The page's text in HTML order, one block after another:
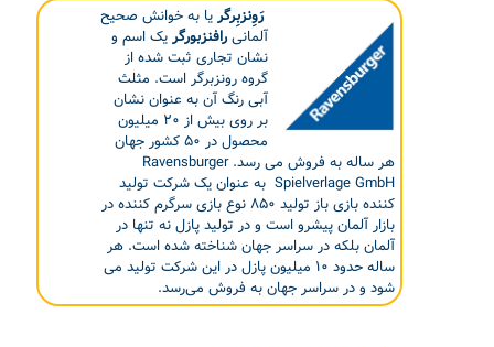
رَوِنزبِرگریا به خوانش صحیح
آلمانیرافنزبورگریک اسم و
نشان تجاری ثبت شده از
گروه رونزبرگر است. مثلث
آبی رنگ آن به عنوان نشان
بر روی بیش از ۲۰ میلیون
محصول در ۵۰ کشور جهان
هر ساله به فروش می رسد. Ravensburger
Spielverlage GmbH به عنوان یک شرکت تولید
کننده بازی باز تولید ۸۵۰ نوع بازی سرگرم کننده در
بازار آلمان پیشرو است و در تولید پازل نه تنها در
آلمان بلکه در سراسر جهان شناخته شده است. هر
ساله حدود ۱۰ میلیون پازل در این شرکت تولید می
شود و در سراسر جهان به فروش می‌رسد.